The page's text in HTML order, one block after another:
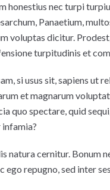
honestius nec turpi
Panaetium,
voluptas dicitur.
turpitudinis et
si usus sit, sapiens ut
et magnarum
quo spectare, quid
natura cernitur. Bonum
ego repugno, sed inter